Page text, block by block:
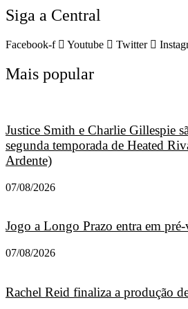
Siga a Central
Facebook-f Youtube Twitter
Mais popular
Justice Smith e Charlie Gillespie
segunda temporada de Heated
Ardente)
07/08/2026
Jogo a Longo Prazo entra em
07/08/2026
Rachel Reid finaliza a produção